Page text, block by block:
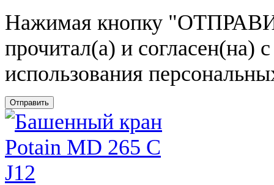
Нажимая кнопку
прочитал(а) и согласен(на)
использования
Отправить